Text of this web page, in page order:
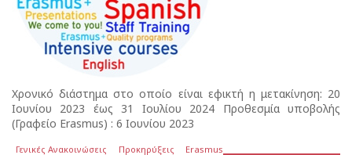
Χρονικό διάστημα στο οποίο είναι εφικτή η μετακίνηση: 20
Ιουνίου 2023 έως 31 Ιουλίου 2024 Προθεσμία υποβολής
(Γραφείο Erasmus) : 6 Ιουνίου 2023
Γενικές Ανακοινώσεις Προκηρύξεις Erasmus